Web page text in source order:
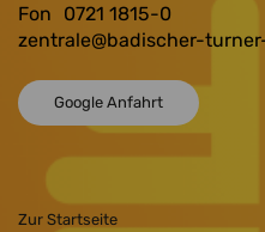
Fon
0721 1815-0
zentrale@badischer-
Google Anfahrt
Zur Startseite